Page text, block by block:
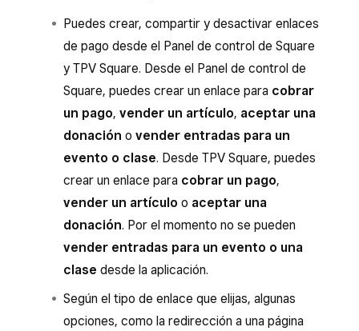
Puedes crear, compartir y desactivar enlaces
de pago desde el Panel de control de Square
y TPV Square. Desde el Panel de control de
Square, puedes crear un enlace para cobrar
un pago, vender un artículo, aceptar una
donación o vender entradas para un
evento o clase. Desde TPV Square, puedes
crear un enlace para cobrar un pago,
vender un artículo o aceptar una
donación. Por el momento no se pueden
vender entradas para un evento o una
clase desde la aplicación.
Según el tipo de enlace que elijas, algunas
opciones, como la redirección a una página